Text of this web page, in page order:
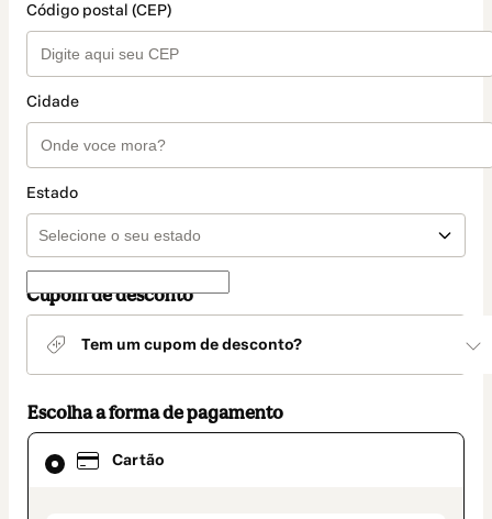
Código postal (CEP)
Cidade
Estado
Cupom de desconto
Tem um cupom de desconto?
Escolha a forma de pagamento
Cartão
Cartão
selecionado